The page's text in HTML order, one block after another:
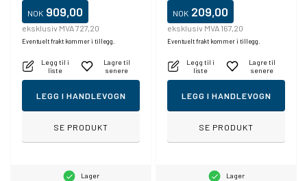
NOK 909,00
eksklusiv MVA 727,20
Eventuelt frakt kommer i tillegg.
Legg til i
liste
Lagre til
senere
LEGG I HANDLEVOGN
SE PRODUKT
Lager
NOK 209,00
eksklusiv MVA 167,20
Eventuelt frakt kommer i tillegg.
Legg til i
liste
Lagre til
senere
LEGG I HANDLEVOGN
SE PRODUKT
Lager